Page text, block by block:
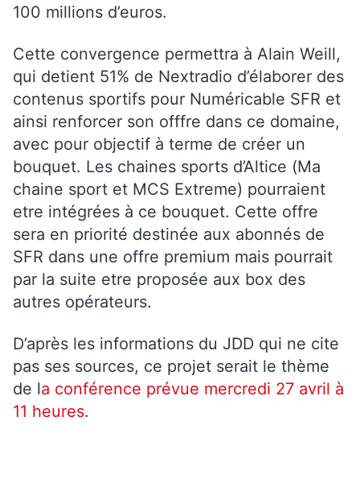
100 millions d’euros.
Cette convergence permettra à Alain Weill,
qui detient 51% de Nextradio d’élaborer des
contenus sportifs pour Numéricable SFR et
ainsi renforcer son offfre dans ce domaine,
avec pour objectif à terme de créer un
bouquet. Les chaines sports d’Altice (Ma
chaine sport et MCS Extreme) pourraient
etre intégrées à ce bouquet. Cette offre
sera en priorité destinée aux abonnés de
SFR dans une offre premium mais pourrait
par la suite etre proposée aux box des
autres opérateurs.
D’après les informations du JDD qui ne cite
pas ses sources, ce projet serait le thème
de la conférence prévue mercredi 27 avril à
11 heures.